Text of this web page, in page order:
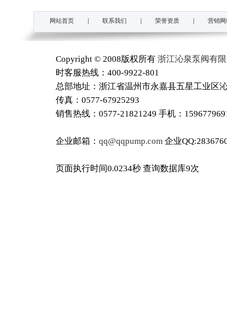
网站首页 联系我们 荣誉资质 营销
Copyright © 2008版权所有 浙江沁泉泵阀有
时客服热线：400-9922-801
总部地址：浙江省温州市永嘉县五星工业区
传真：0577-67925293
销售热线：0577-21821249 手机：
企业邮箱： qq@qqpump.com 企业
页面执行时间0.0234秒 查询数据库9次